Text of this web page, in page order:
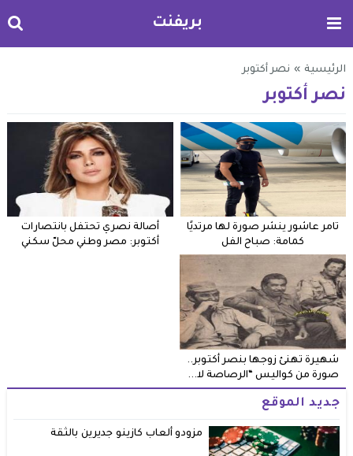
بريفنت
الرئيسية » نصر أكتوبر
نصر أكتوبر
تامر عاشور ينشر صورة لها مرتديًا
كمامة: صباح الفل
أصالة نصري تحتفل بانتصارات
أكتوبر: مصر وطني محلّ سكني
شهيرة تهنئ زوجها بنصر أكتوبر..
صورة من كواليس “الرصاصة لا...
جديد الموقع
مزودو ألعاب كازينو جديرين بالثقة